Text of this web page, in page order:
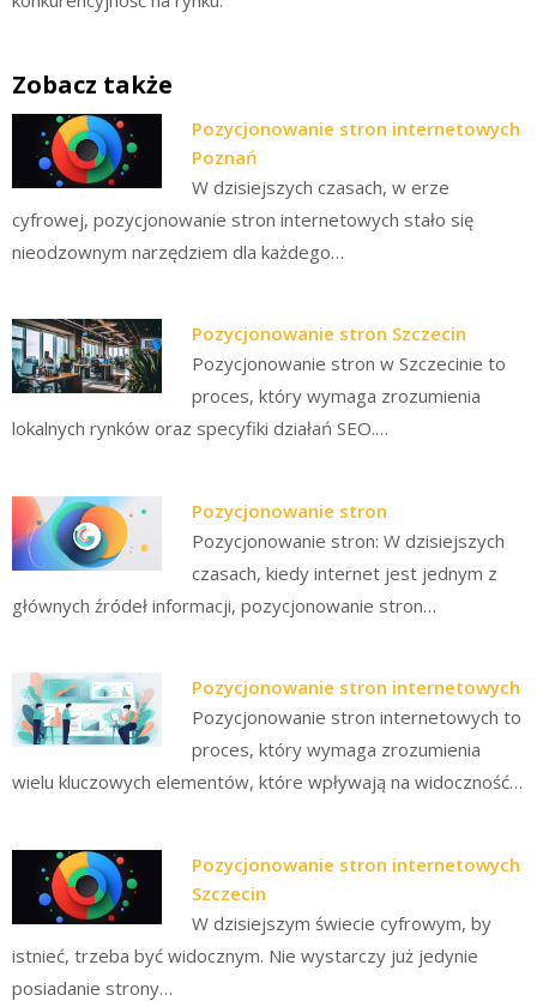
Zobacz także
Pozycjonowanie stron internetowych
Poznań
W dzisiejszych czasach, w erze
cyfrowej, pozycjonowanie stron internetowych stało się
nieodzownym narzędziem dla każdego…
Pozycjonowanie stron Szczecin
Pozycjonowanie stron w Szczecinie to
proces, który wymaga zrozumienia
lokalnych rynków oraz specyfiki działań SEO.…
Pozycjonowanie stron
Pozycjonowanie stron: W dzisiejszych
czasach, kiedy internet jest jednym z
głównych źródeł informacji, pozycjonowanie stron…
Pozycjonowanie stron internetowych
Pozycjonowanie stron internetowych to
proces, który wymaga zrozumienia
wielu kluczowych elementów, które wpływają na widoczność…
Pozycjonowanie stron internetowych
Szczecin
W dzisiejszym świecie cyfrowym, by
istnieć, trzeba być widocznym. Nie wystarczy już jedynie
posiadanie strony…